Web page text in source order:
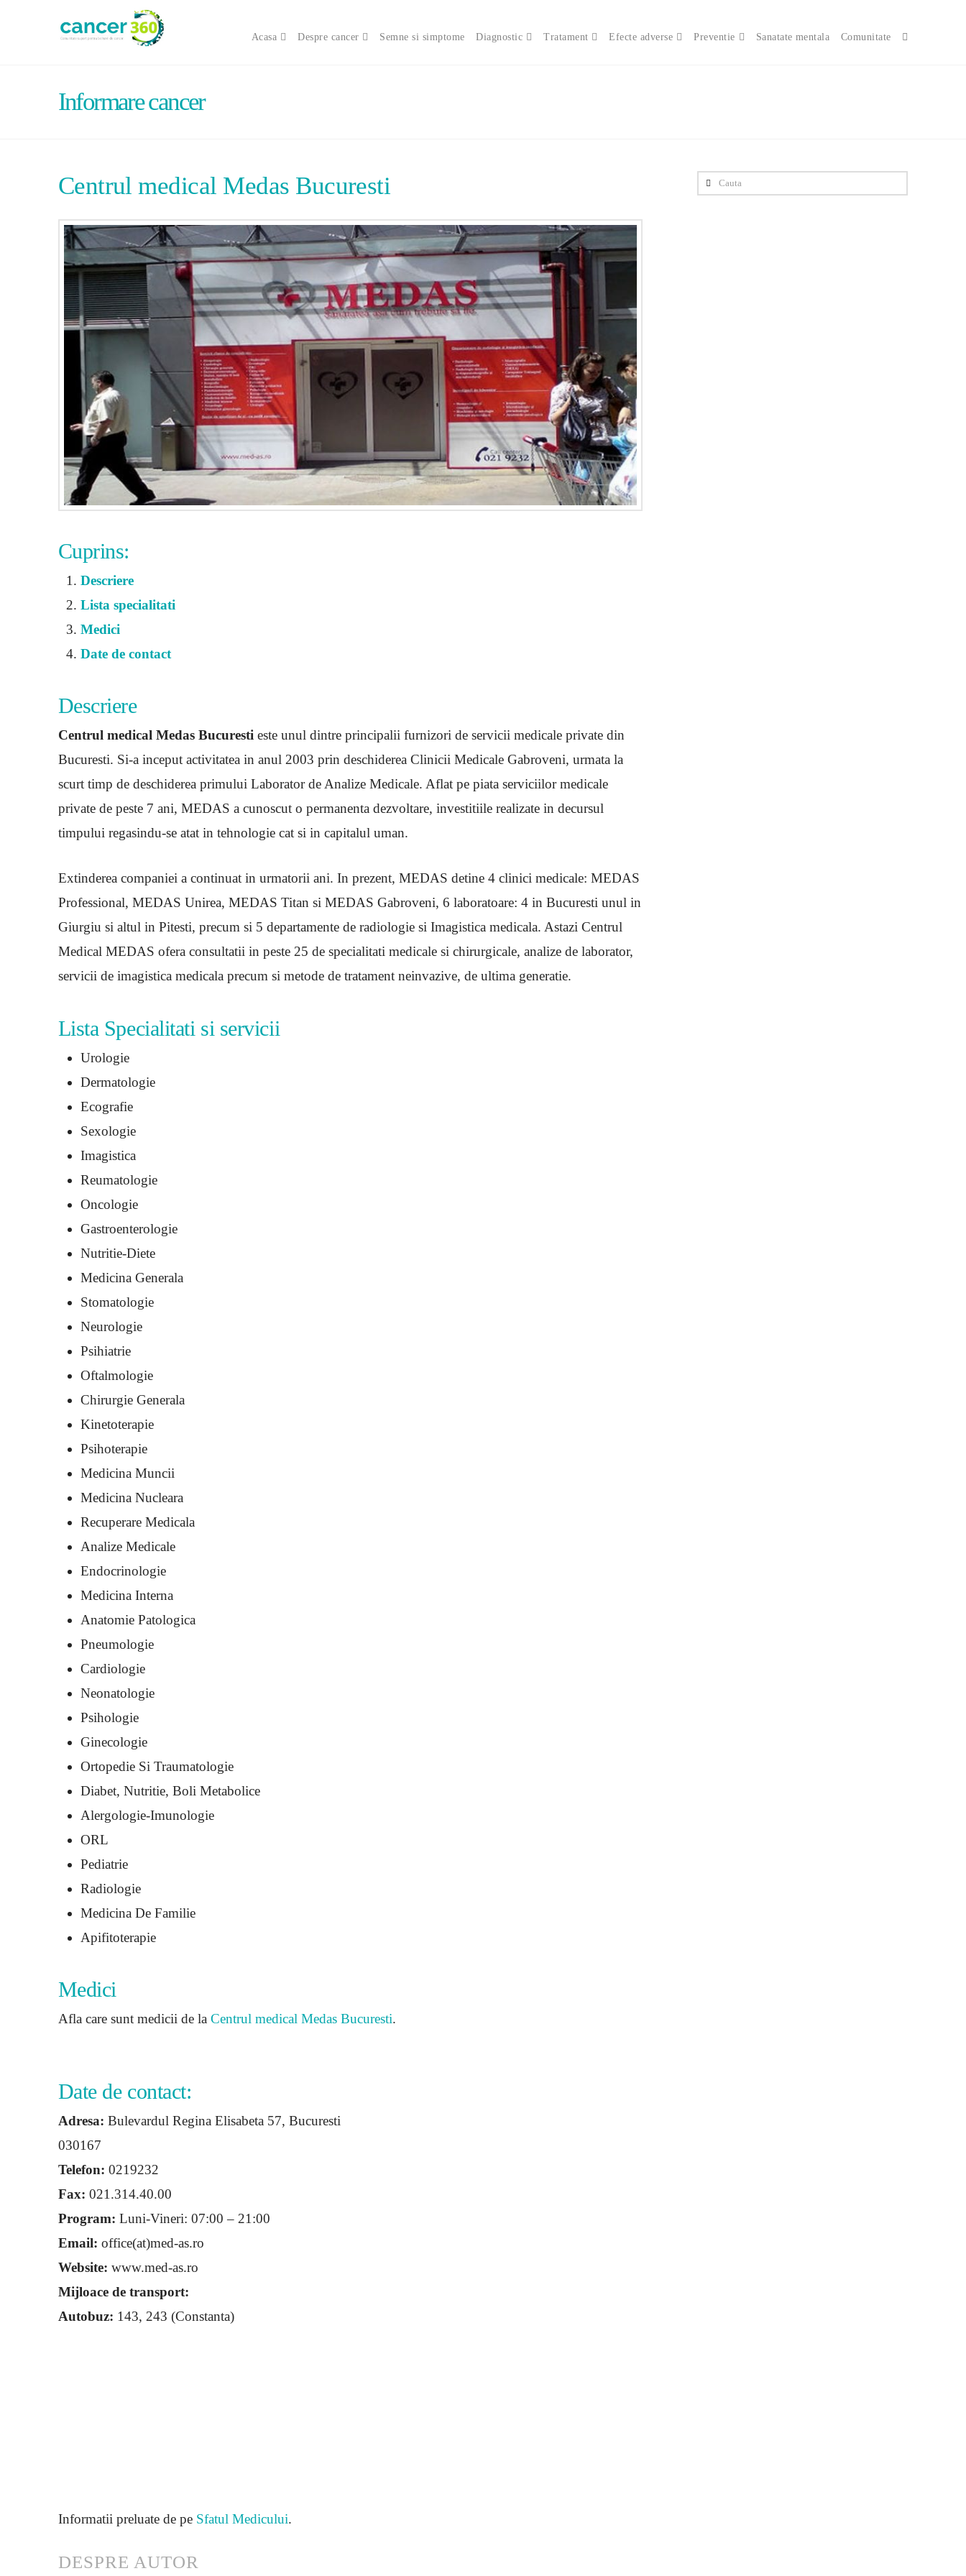
Acasa Despre cancer Semne si simptome Diagnostic Tratament Efecte adverse Preventie Sanatate mentala Comunitate
Informare cancer
Centrul medical Medas Bucuresti
Cuprins:
Descriere
Lista specialitati
Medici
Date de contact
Descriere
Centrul medical Medas Bucurestieste unul dintre principalii furnizori de servicii medicale private din
Bucuresti. Si-a inceput activitatea in anul 2003 prin deschiderea Clinicii Medicale Gabroveni, urmata la
scurt timp de deschiderea primului Laborator de Analize Medicale. Aflat pe piata serviciilor medicale
private de peste 7 ani, MEDAS a cunoscut o permanenta dezvoltare, investitiile realizate in decursul
timpului regasindu-se atat in tehnologie cat si in capitalul uman.
Extinderea companiei a continuat in urmatorii ani. In prezent, MEDAS detine 4 clinici medicale: MEDAS
Professional, MEDAS Unirea, MEDAS Titan si MEDAS Gabroveni, 6 laboratoare: 4 in Bucuresti unul in
Giurgiu si altul in Pitesti, precum si 5 departamente de radiologie si Imagistica medicala. Astazi Centrul
Medical MEDAS ofera consultatii in peste 25 de specialitati medicale si chirurgicale, analize de laborator,
servicii de imagistica medicala precum si metode de tratament neinvazive, de ultima generatie.
Lista Specialitati si servicii
Urologie
Dermatologie
Ecografie
Sexologie
Imagistica
Reumatologie
Oncologie
Gastroenterologie
Nutritie-Diete
Medicina Generala
Stomatologie
Neurologie
Psihiatrie
Oftalmologie
Chirurgie Generala
Kinetoterapie
Psihoterapie
Medicina Muncii
Medicina Nucleara
Recuperare Medicala
Analize Medicale
Endocrinologie
Medicina Interna
Anatomie Patologica
Pneumologie
Cardiologie
Neonatologie
Psihologie
Ginecologie
Ortopedie Si Traumatologie
Diabet, Nutritie, Boli Metabolice
Alergologie-Imunologie
ORL
Pediatrie
Radiologie
Medicina De Familie
Apifitoterapie
Medici
Afla care sunt medicii de la Centrul medical Medas Bucuresti.
Date de contact:
Adresa: Bulevardul Regina Elisabeta 57, Bucuresti
030167
Telefon: 0219232
Fax: 021.314.40.00
Program: Luni-Vineri: 07:00 – 21:00
Email: office(at)med-as.ro
Website: www.med-as.ro
Mijloace de transport:
Autobuz: 143, 243 (Constanta)
Informatii preluate de pe Sfatul Medicului.
DESPRE AUTOR
Cauta